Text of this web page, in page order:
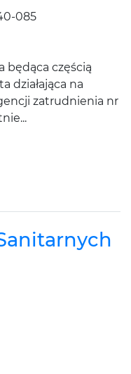
085
będąca częścią
działająca na
zatrudnienia nr